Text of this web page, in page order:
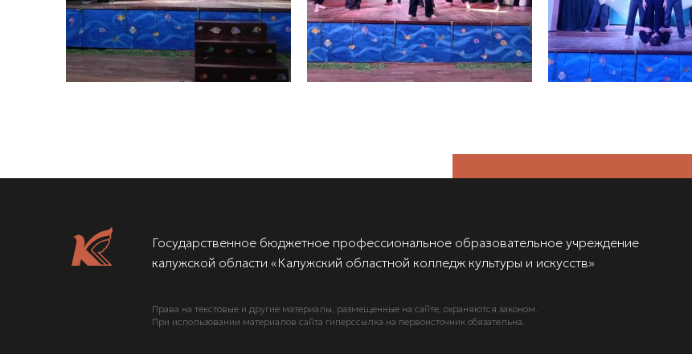
Государственное бюджетное профессиональное образовательное учреждение
калужской области «Калужский областной колледж культуры и искусств»
Права на текстовые и другие материалы, размещенные на сайте, охраняются законом.
При использовании материалов сайта гиперссылка на первоисточник обязательна.